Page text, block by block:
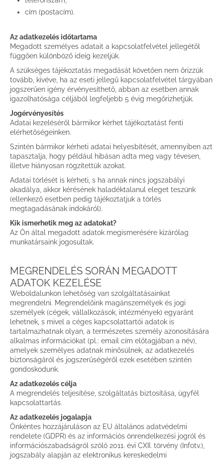
cím (postacím).
Az adatkezelés időtartama
Megadott személyes adatait a kapcsolatfelvétel jellegétől
függően különböző ideig kezeljük.
A szükséges tájékoztatás megadását követően nem őrizzük
tovább, kivéve, ha az eseti jellegű kapcsolatfelvétel tárgyában
jogszerűen igény érvényesíthető, abban az esetben annak
igazolhatósága céljából legfeljebb 5 évig megőrizhetjük.
Jogérvényesítés
Adatai kezeléséről bármikor kérhet tájékoztatást fenti
elérhetőségeinken.
Szintén bármikor kérheti adatai helyesbítését, amennyiben azt
tapasztalja, hogy például hibásan adta meg vagy tévesen,
illetve hiányosan rögzítettük azokat.
Adatai törlését is kérheti, s ha annak nincs jogszabályi
akadálya, akkor kérésének haladéktalanul eleget teszünk
(ellenkező esetben pedig tájékoztatjuk a törlés
megtagadásának indokáról).
Kik ismerhetik meg az adatokat?
Az Ön által megadott adatok megismerésére kizárólag
munkatársaink jogosultak.
MEGRENDELÉS SORÁN MEGADOTT
ADATOK KEZELÉSE
Weboldalunkon lehetőség van szolgáltatásainkat
megrendelni. Megrendelőink magánszemélyek és jogi
személyek (cégek, vállalkozások, intézmények) egyaránt
lehetnek, s mivel a céges kapcsolattartói adatok is
tartalmazhatnak olyan, a természetes személy azonosítására
alkalmas információkat (pl.: email cím előtagjában a név),
amelyek személyes adatnak minősülnek, az adatkezelés
biztonságáról és jogszerűségéről ezek esetében szintén
gondoskodunk.
Az adatkezelés célja
A megrendelés teljesítése, szolgáltatás biztosítása, ügyfél
kapcsolattartás.
Az adatkezelés jogalapja
Önkéntes hozzájáruláson az EU általános adatvédelmi
rendelete (GDPR) és az információs önrendelkezési jogról és
információszabadságról szóló 2011. évi CXII. törvény (Infotv.),
jogszabály alapján az elektronikus kereskedelmi